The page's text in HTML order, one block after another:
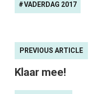
VADERDAG 2017
PREVIOUS ARTICLE
Klaar mee!